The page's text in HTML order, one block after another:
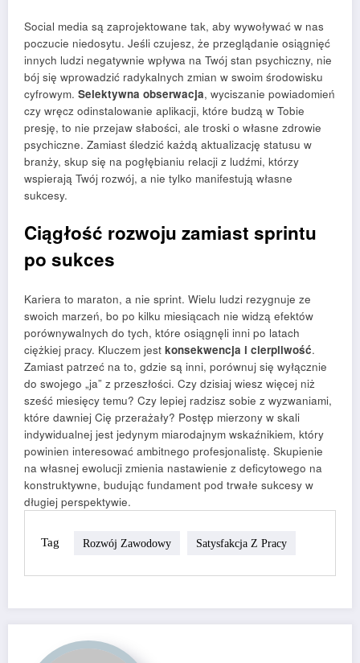
Social media są zaprojektowane tak, aby wywoływać w nas
poczucie niedosytu. Jeśli czujesz, że przeglądanie osiągnięć
innych ludzi negatywnie wpływa na Twój stan psychiczny, nie
bój się wprowadzić radykalnych zmian w swoim środowisku
cyfrowym. Selektywna obserwacja, wyciszanie powiadomień
czy wręcz odinstalowanie aplikacji, które budzą w Tobie
presję, to nie przejaw słabości, ale troski o własne zdrowie
psychiczne. Zamiast śledzić każdą aktualizację statusu w
branży, skup się na pogłębianiu relacji z ludźmi, którzy
wspierają Twój rozwój, a nie tylko manifestują własne
sukcesy.
Ciągłość rozwoju zamiast sprintu
po sukces
Kariera to maraton, a nie sprint. Wielu ludzi rezygnuje ze
swoich marzeń, bo po kilku miesiącach nie widzą efektów
porównywalnych do tych, które osiągnęli inni po latach
ciężkiej pracy. Kluczem jest konsekwencja i cierpliwość.
Zamiast patrzeć na to, gdzie są inni, porównuj się wyłącznie
do swojego „ja” z przeszłości. Czy dzisiaj wiesz więcej niż
sześć miesięcy temu? Czy lepiej radzisz sobie z wyzwaniami,
które dawniej Cię przerażały? Postęp mierzony w skali
indywidualnej jest jedynym miarodajnym wskaźnikiem, który
powinien interesować ambitnego profesjonalistę. Skupienie
na własnej ewolucji zmienia nastawienie z deficytowego na
konstruktywne, budując fundament pod trwałe sukcesy w
długiej perspektywie.
Tag Rozwój Zawodowy Satysfakcja Z Pracy